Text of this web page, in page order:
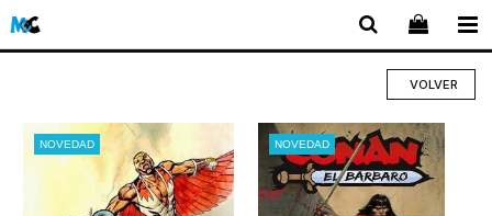
VOLVER
NOVEDAD NOVEDAD